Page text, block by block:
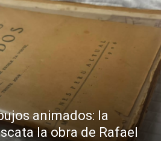
animados: la
la obra de Rafael